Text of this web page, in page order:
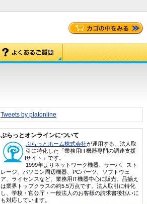
Tweets by platonline
ぷらっとオンラインについて
ぷらっとホーム株式会社が運用する、法人取
引に特化した「業務用IT機器専門の調達支援
サイト」です。
1999年よりネットワーク機器、サーバ、スト
レージ、パソコン周辺機器、PCパーツ、ソフトウェ
ア、ライセンスなど、業務用IT機器中心に販売。品揃え
は業界トップクラスの約5.5万点です。法人取引に特化
し、学校・官公庁・一般法人のお客様の請求書後払いに
も対応しています。